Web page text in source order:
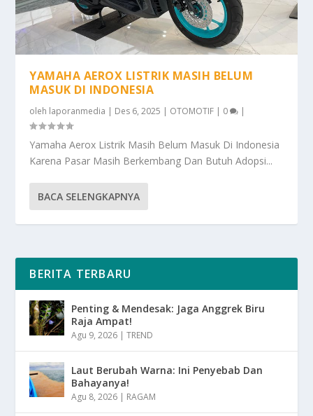
YAMAHA AEROX LISTRIK MASIH BELUM
MASUK DI INDONESIA
oleh laporanmedia | Des 6, 2025 | OTOMOTIF | 0 |
Yamaha Aerox Listrik Masih Belum Masuk Di Indonesia
Karena Pasar Masih Berkembang Dan Butuh Adopsi...
BACA SELENGKAPNYA
BERITA TERBARU
Penting & Mendesak: Jaga Anggrek Biru
Raja Ampat!
Agu 9, 2026 |TREND
Laut Berubah Warna: Ini Penyebab Dan
Bahayanya!
Agu 8, 2026 | RAGAM